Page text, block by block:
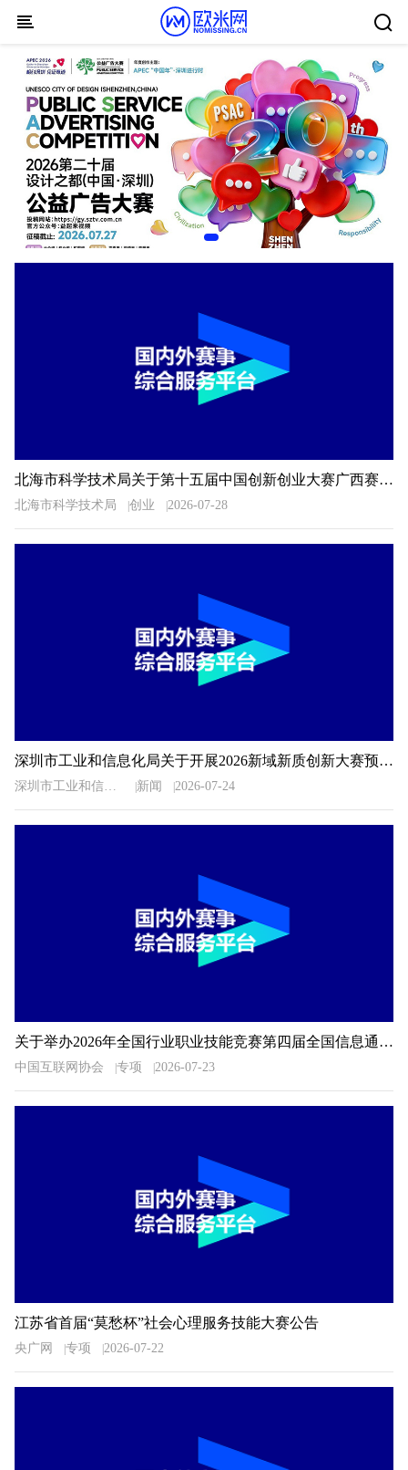
Skip to content
北海市科学技术局关于第十五届中国创新创业大赛广西赛区北海市选拔赛暨2026年北海市创新创业大赛相关事项的通知
北海市科学技术局 创业 2026-07-28
深圳市工业和信息化局关于开展2026新域新质创新大赛预选推荐工作的通知
深圳市工业和信息化局 新闻 2026-07-24
关于举办2026年全国行业职业技能竞赛第四届全国信息通信和互联网行业职业技能竞赛的通知
中国互联网协会 专项 2026-07-23
江苏省首届“莫愁杯”社会心理服务技能大赛公告
央广网 专项 2026-07-22